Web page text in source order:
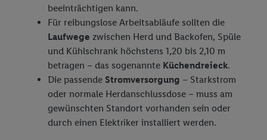
beeinträchtigen kann.
Für reibungslose Arbeitsabläufe sollten die
Laufwege zwischen Herd und Backofen, Spüle
und Kühlschrank höchstens 1,20 bis 2,10 m
betragen – das sogenannte Küchendreieck.
Die passende Stromversorgung – Starkstrom
oder normale Herdanschlussdose – muss am
gewünschten Standort vorhanden sein oder
durch einen Elektriker installiert werden.